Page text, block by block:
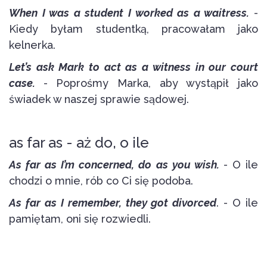
When I was a student I worked as a waitress. -
Kiedy byłam studentką, pracowałam jako
kelnerka.
Let’s ask Mark to act as a witness in our court
case. - Poprośmy Marka, aby wystąpił jako
świadek w naszej sprawie sądowej.
as far as - aż do, o ile
As far as I’m concerned, do as you wish. - O ile
chodzi o mnie, rób co Ci się podoba.
As far as I remember, they got divorced. - O ile
pamiętam, oni się rozwiedli.